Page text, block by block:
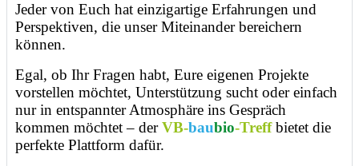
Jeder von Euch hat einzigartige Erfahrungen und
Perspektiven, die unser Miteinander bereichern
können.
Egal, ob Ihr Fragen habt, Eure eigenen Projekte
vorstellen möchtet, Unterstützung sucht oder einfach
nur in entspannter Atmosphäre ins Gespräch
kommen möchtet – derVB-baubio-Treffbietet die
perfekte Plattform dafür.